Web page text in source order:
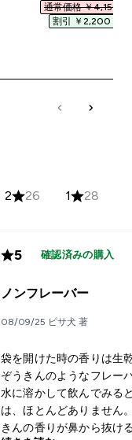
通常価格 ￥4,150‎
割引 ￥2,200‎
2 26 1 28
5 確認済みの購入
ノンフレーバー
08/09/25 ピサ犬 著
袋を開けた時の香りは生
ぞうきんのようなフレー
水に溶かして飲んでみる
は、ほとんどありません
きんの香りが鼻から抜け